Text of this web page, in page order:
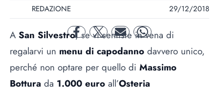
REDAZIONE 29/12/2018
facebooktwitter mail whatsapp
A San Silvestro, se vi sentiste in vena di
regalarvi un menu di capodanno davvero unico,
perché non optare per quello di Massimo
Bottura da 1.000 euro all’Osteria